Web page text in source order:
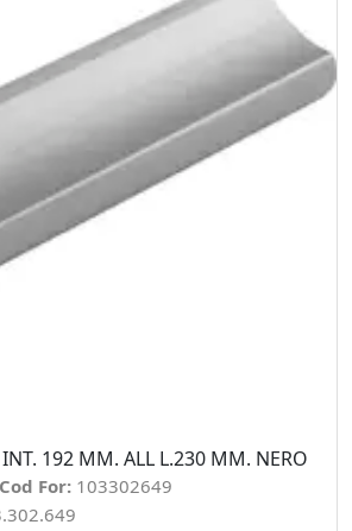
192 MM. ALL L.230 MM. NERO
Cod For: 103302649